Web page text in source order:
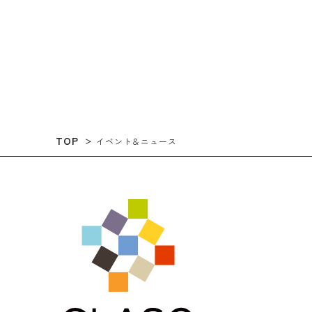
TOP イベント＆ニュース